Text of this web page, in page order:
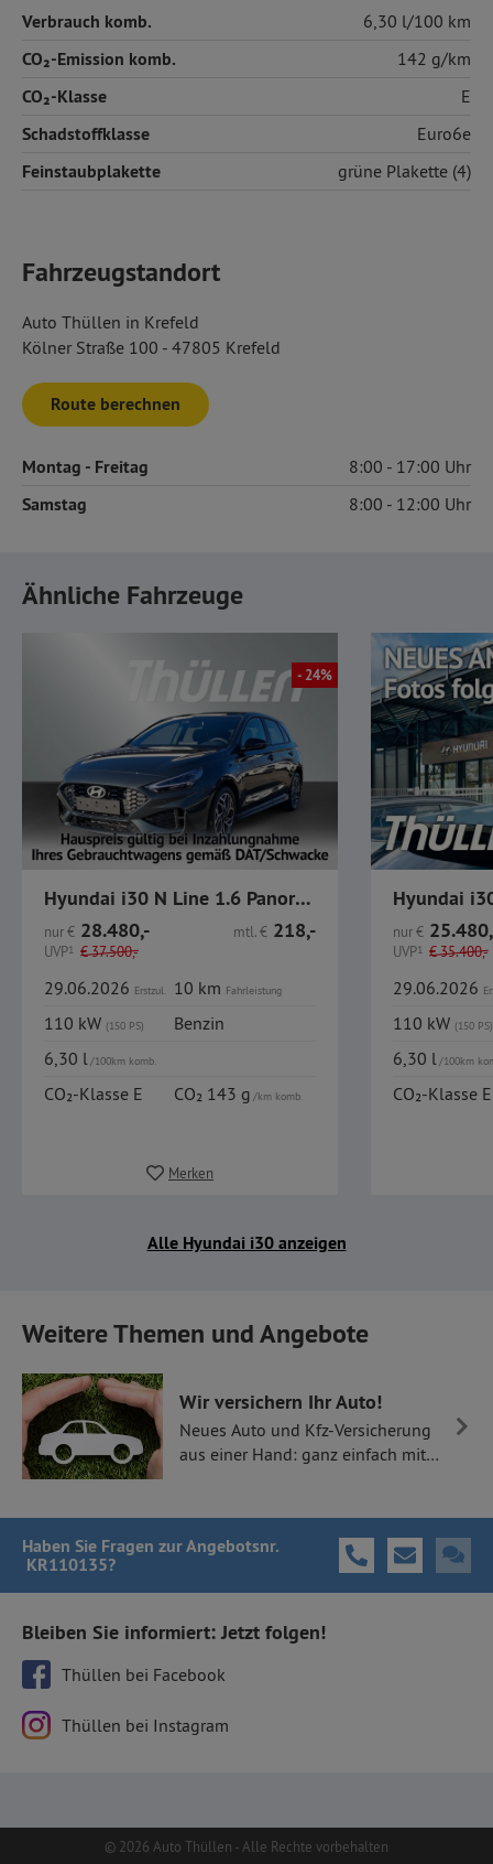
Verbrauch komb. 6,30 l/100 km
CO₂-Emission komb. 142 g/km
CO₂-Klasse E
Schadstoffklasse Euro6e
Feinstaubplakette grüne Plakette (4)
Fahrzeugstandort
Auto Thüllen in Krefeld
Kölner Straße 100 - 47805 Krefeld
Route berechnen
Montag - Freitag 8:00 17:00
Samstag 8:00 12:00
Ähnliche Fahrzeuge
- 24%
Hyundai i30 N Line 1.6 Panoramadach R.Kamera Sitzheizung
nur€ 28.480,-
UVP1 €37.500,-
mtl.€ 218,-
29.06.2026 Erstzul. 10 km Fahrleistung
110 kW (150 PS)
Benzin
6,30 l/100km komb.
CO₂-Klasse E CO₂ 143 g/km komb.
Merken
Hyundai
nur€
UVP1 €35.400,-
29.06.2026
110 kW (150 PS)
6,30 l/100km
CO₂-Klasse E
Alle Hyundai i30 anzeigen
Weitere Themen und Angebote
Wir versichern Ihr Auto!
Neues Auto und Kfz-Versicherung
aus einer Hand: ganz einfach mit
Haben Sie Fragen zur Angebotsnr.
KR110135?
Bleiben Sie informiert: Jetzt folgen!
Thüllen bei Facebook
Thüllen bei Instagram
© 2026 Auto Thüllen - Alle Rechte vorbehalten